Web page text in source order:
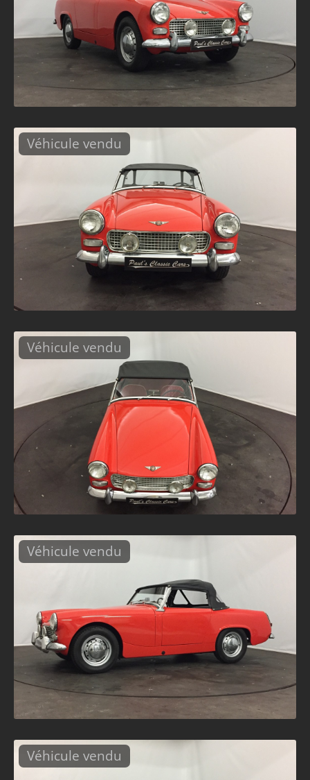
Véhicule vendu
Véhicule vendu
Véhicule vendu
Véhicule vendu